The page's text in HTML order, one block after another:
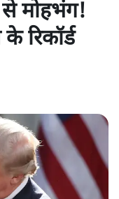
से मोहभंग!
रिकॉर्ड